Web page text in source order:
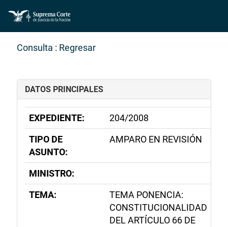
Consulta : Regresar
DATOS PRINCIPALES
EXPEDIENTE:
204/2008
TIPO DE
ASUNTO:
AMPARO EN REVISIÓN
MINISTRO:
TEMA:
TEMA PONENCIA:
CONSTITUCIONALIDAD
DEL ARTÍCULO 66 DE